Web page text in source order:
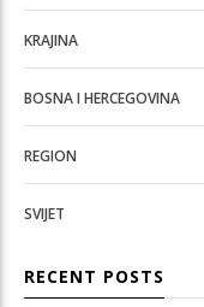
KRAJINA
BOSNA I HERCEGOVINA
REGION
SVIJET
RECENT POSTS